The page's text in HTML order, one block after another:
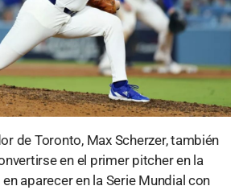
de Toronto, Max Scherzer, también
en el primer pitcher en la
aparecer en la Serie Mundial con